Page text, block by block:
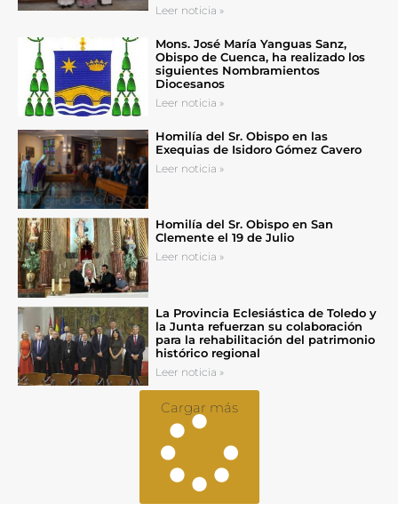
Leer noticia »
Mons. José María Yanguas Sanz,
Obispo de Cuenca, ha realizado los
siguientes Nombramientos
Diocesanos
Leer noticia »
Homilía del Sr. Obispo en las
Exequias de Isidoro Gómez Cavero
Leer noticia »
Homilía del Sr. Obispo en San
Clemente el 19 de Julio
Leer noticia »
La Provincia Eclesiástica de Toledo y
la Junta refuerzan su colaboración
para la rehabilitación del patrimonio
histórico regional
Leer noticia »
Cargar más